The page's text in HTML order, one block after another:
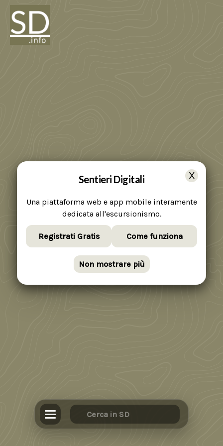
Sentieri Digitali
Una piattaforma web e app mobile interamente
dedicata all'escursionismo.
Registrati Gratis Come funziona
Non mostrare più